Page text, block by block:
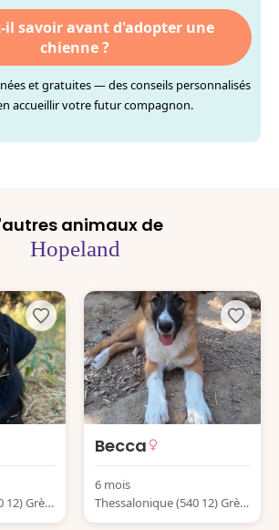
il savoir avant d'adopter une
chienne ?
et gratuites — des conseils personnalisés
accueillir votre futur compagnon.
animaux de
Hopeland
12) Grèc
Becca
6 mois
Thessalonique (540 12) Grèc
e